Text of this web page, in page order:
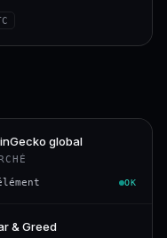
global
OK
& Greed